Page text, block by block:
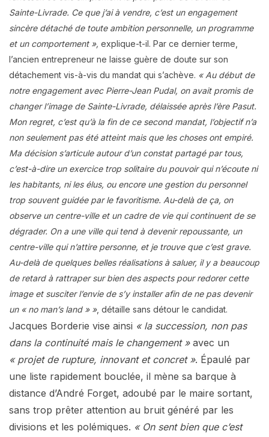
Sainte-Livrade. Ce que j’ai à vendre, c’est un engagement
sincère détaché de toute ambition personnelle, un programme
et un comportement », explique-t-il. Par ce dernier terme,
l’ancien entrepreneur ne laisse guère de doute sur son
détachement vis-à-vis du mandat qui s’achève. « Au début de
notre engagement avec Pierre-Jean Pudal, on avait promis de
changer l’image de Sainte-Livrade, délaissée après l’ère Pasut.
Mon regret, c’est qu’à la fin de ce second mandat, l’objectif n’a
non seulement pas été atteint mais que les choses ont empiré.
Ma décision s’articule autour d’un constat partagé par tous,
c’est-à-dire un exercice trop solitaire du pouvoir qui n’écoute ni
les habitants, ni les élus, ou encore une gestion du personnel
trop souvent guidée par le favoritisme. Au-delà de ça, on
observe un centre-ville et un cadre de vie qui continuent de se
dégrader. On a une ville qui tend à devenir repoussante, un
centre-ville qui n’attire personne, et je trouve que c’est grave.
Au-delà de quelques belles réalisations à saluer, il y a beaucoup
de retard à rattraper sur bien des aspects pour redorer cette
image et susciter l’envie de s’y installer afin de ne pas devenir
un « no man’s land » », détaille sans détour le candidat.
Jacques Borderie vise ainsi « la succession, non pas
dans la continuité mais le changement »avec un
« projet de rupture, innovant et concret ». Épaulé par
une liste rapidement bouclée, il mène sa barque à
distance d’André Forget, adoubé par le maire sortant,
sans trop prêter attention au bruit généré par les
divisions et les polémiques. « On sent bien que c’est